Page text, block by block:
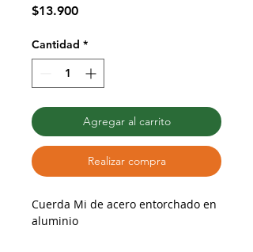
$13.900Precio
Cantidad *
Agregar al carrito
Realizar compra
Cuerda Mi de acero entorchado en
aluminio